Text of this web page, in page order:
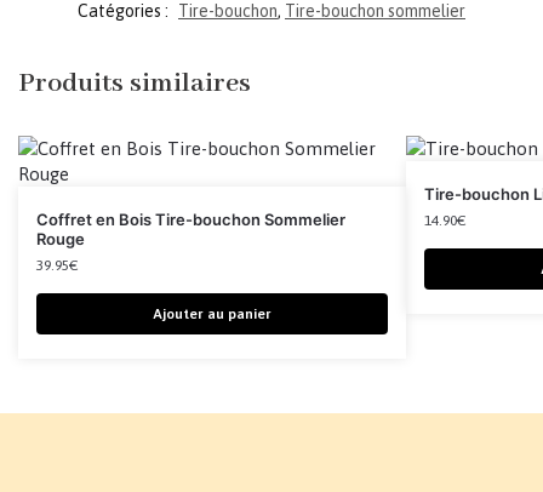
Catégories : Tire-bouchon, Tire-bouchon sommelier
Produits similaires
Coffret en Bois Tire-bouchon Sommelier
Rouge
39.95€
Ajouter au panier
Tire-bouchon
14.90€